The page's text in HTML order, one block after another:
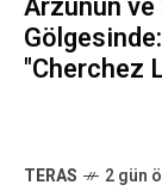
"Cherchez
TERAS 2 gün